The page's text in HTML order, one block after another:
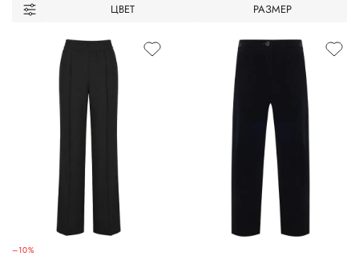
ЦВЕТ РАЗМЕР
–10%